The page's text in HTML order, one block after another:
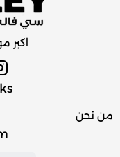
اكبر
من نحن